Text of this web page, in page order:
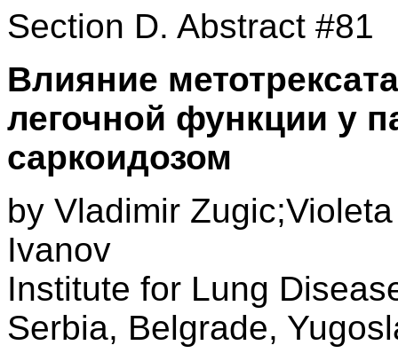
Section D. Abstract #81
Влияние
легочной функции у
саркоидозом
by Vladimir
Ivanov
Institute for Lung
Serbia, Belgrade,